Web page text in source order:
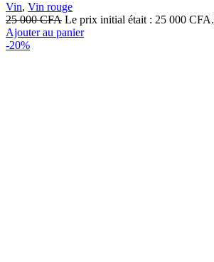
Vin, Vin rouge
25 000CFA Le prix initial était : 25 000 CFA.
Ajouter au panier
-20%